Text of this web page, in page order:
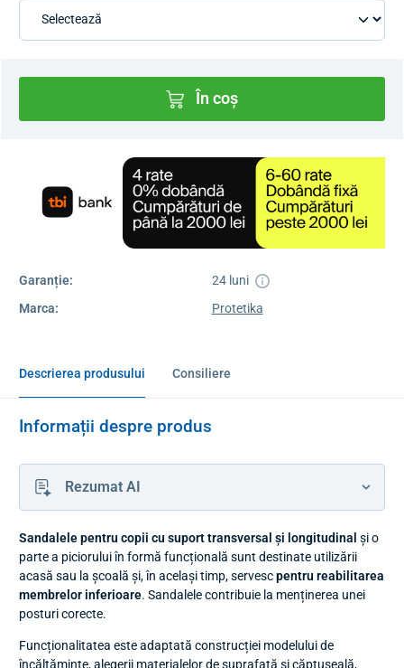
În coș
Garanție:
24 luni
Marca:
Protetika
Descrierea produsului Consiliere
Informații despre produs
Rezumat AI
Sandalele pentru copii cu suport transversal și longitudinal și o
parte a piciorului în formă funcțională sunt destinate utilizării
acasă sau la școală și, în același timp, servescpentru reabilitarea
membrelor inferioare. Sandalele contribuie la menținerea unei
posturi corecte.
Funcționalitatea este adaptată construcției modelului de
încălțăminte, alegerii materialelor de suprafață și căptușeală,